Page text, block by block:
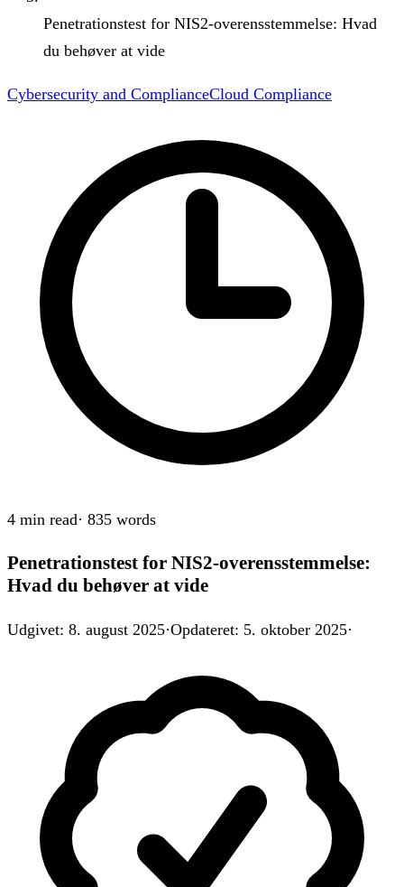
Penetrationstest for NIS2-overensstemmelse: Hvad
du behøver at vide
Cybersecurity and ComplianceCloud Compliance
4 min read· 835 words
Penetrationstest for NIS2-overensstemmelse:
Hvad du behøver at vide
Udgivet: 8. august 2025·Opdateret: 5. oktober 2025·